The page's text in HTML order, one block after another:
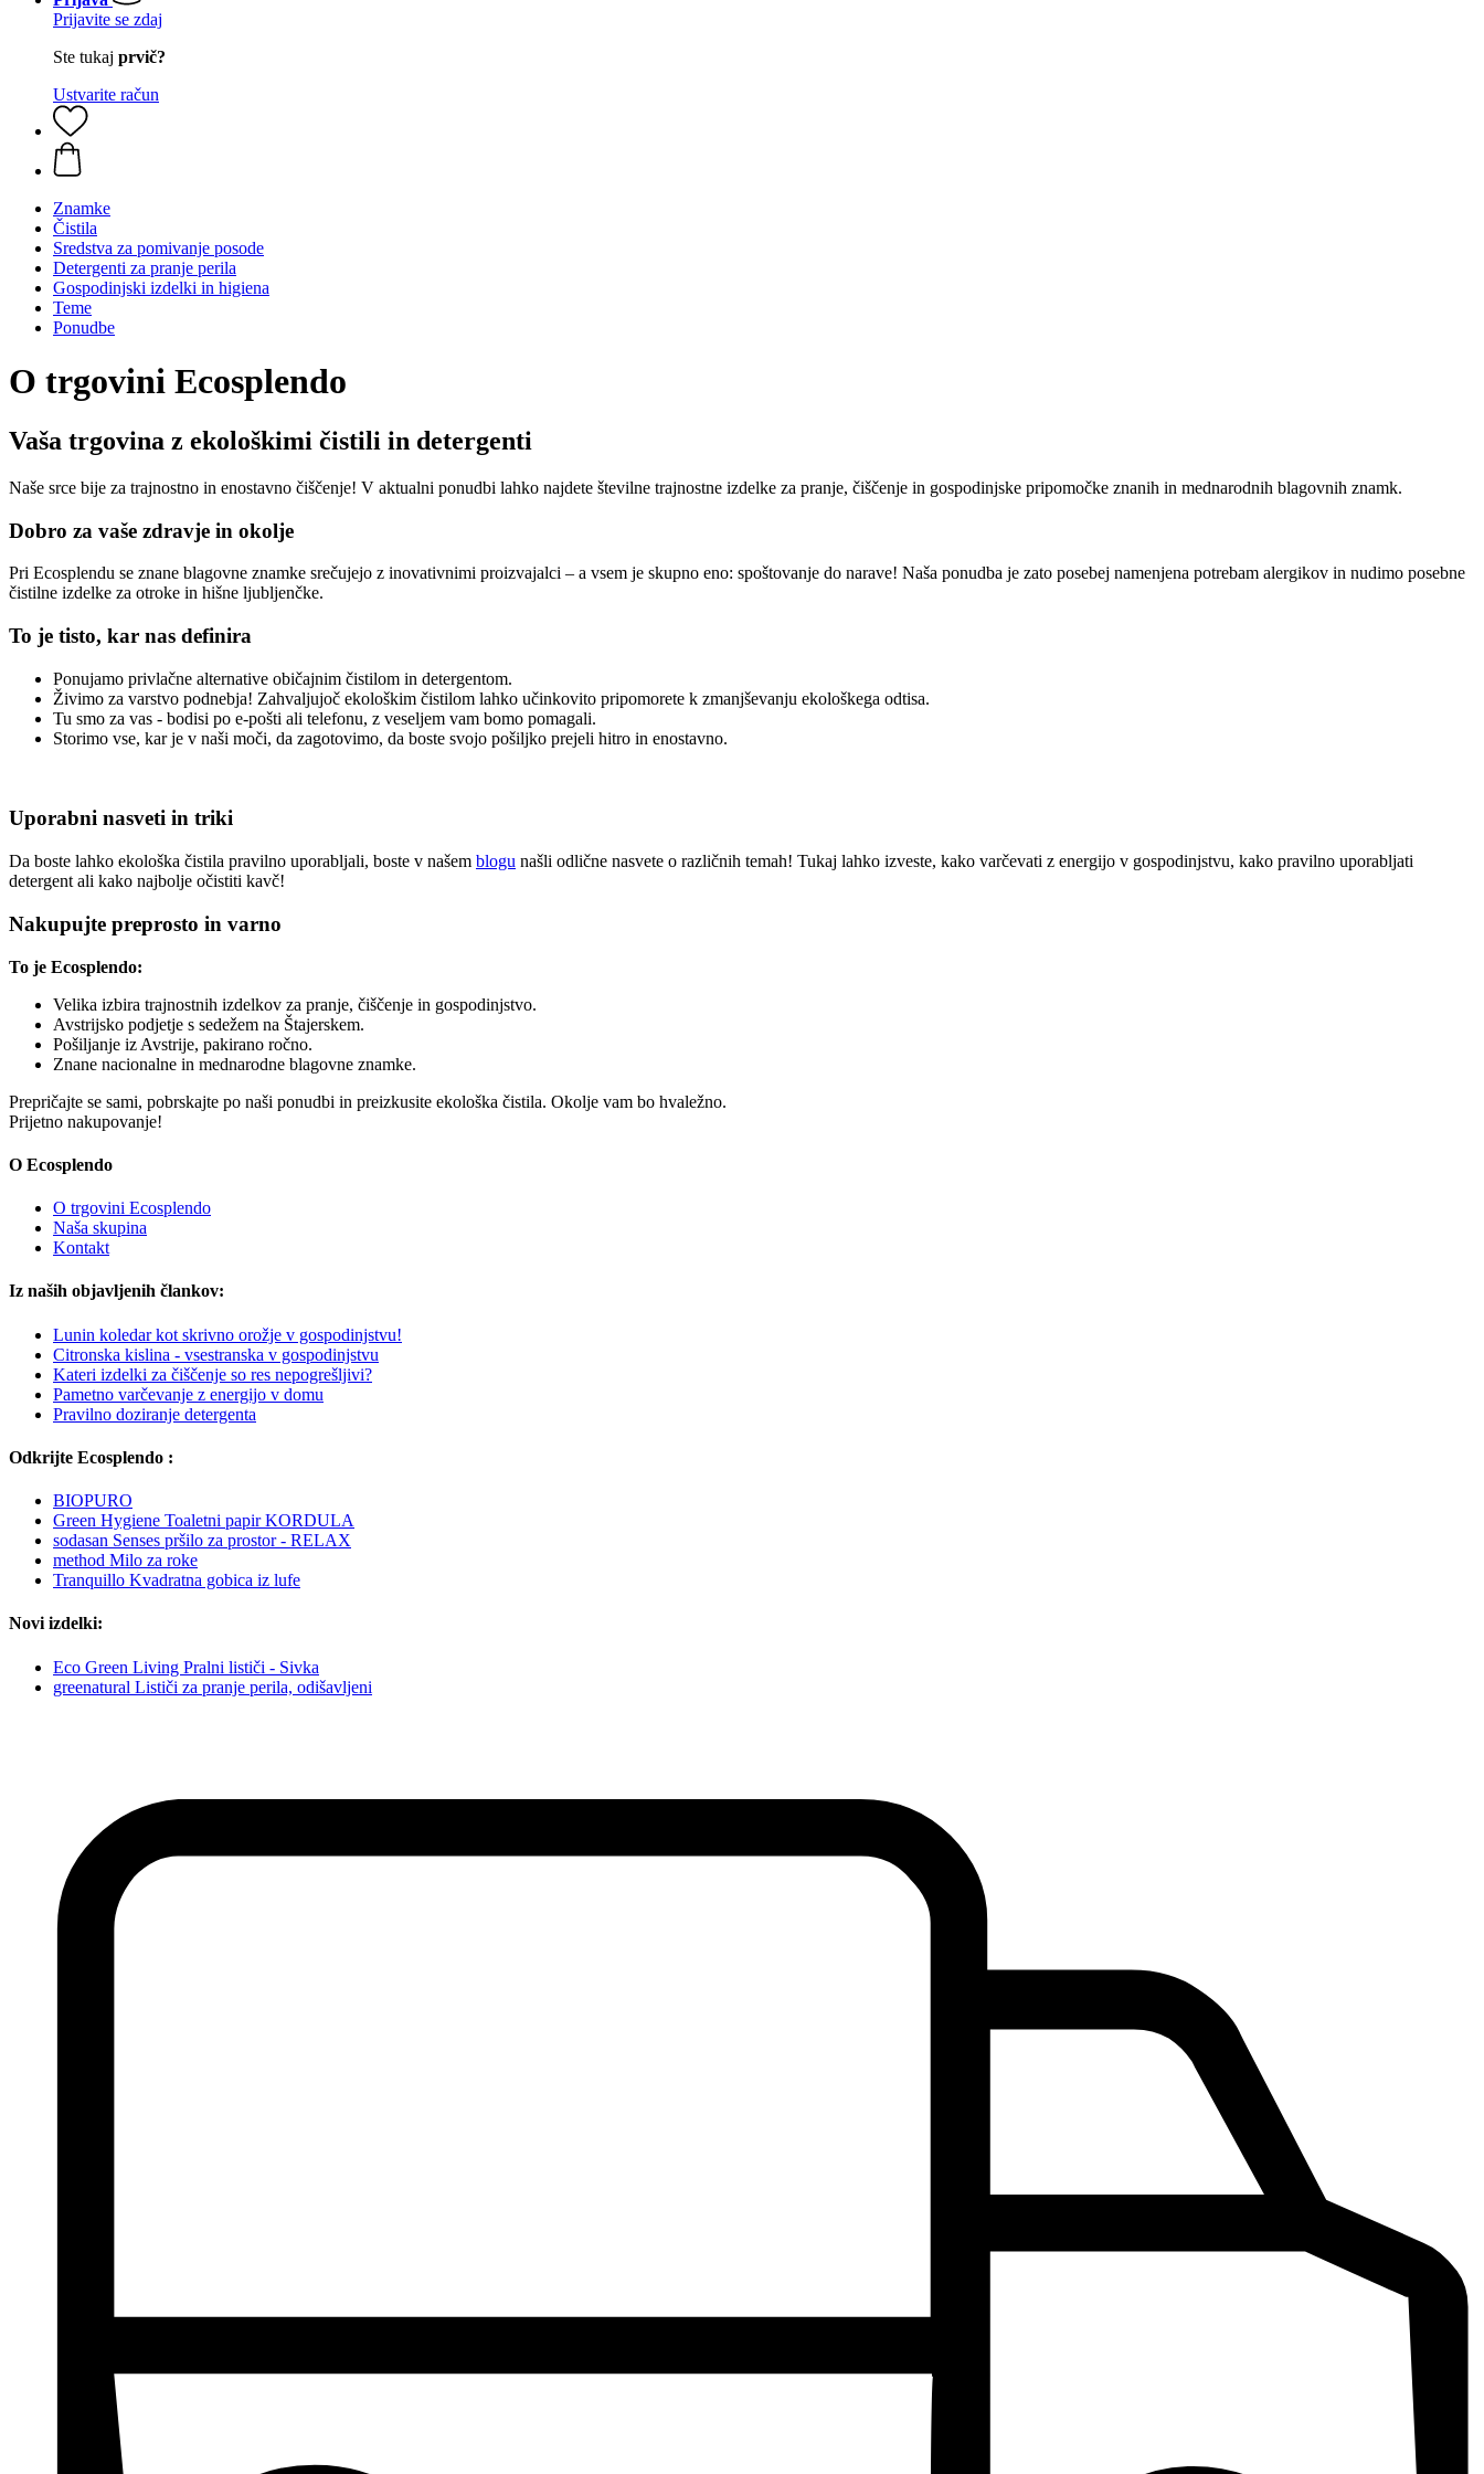
Prijavite se zdaj
Ste tukaj prvič?
Ustvarite račun
Znamke
Čistila
Sredstva za pomivanje posode
Detergenti za pranje perila
Gospodinjski izdelki in higiena
Teme
Ponudbe
O trgovini Ecosplendo
Vaša trgovina z ekološkimi čistili in detergenti
Naše srce bije za trajnostno in enostavno čiščenje! V aktualni ponudbi lahko najdete številne trajnostne izdelke za pranje, čiščenje in gospodinjske pripomočke znanih in mednarodnih blagovnih znamk.
Dobro za vaše zdravje in okolje
Pri Ecosplendu se znane blagovne znamke srečujejo z inovativnimi proizvajalci – a vsem je skupno eno: spoštovanje do narave! Naša ponudba je zato posebej namenjena potrebam alergikov in nudimo posebne
čistilne izdelke za otroke in hišne ljubljenčke.
To je tisto, kar nas definira
Ponujamo privlačne alternative običajnim čistilom in detergentom.
Živimo za varstvo podnebja! Zahvaljujoč ekološkim čistilom lahko učinkovito pripomorete k zmanjševanju ekološkega odtisa.
Tu smo za vas - bodisi po e-pošti ali telefonu, z veseljem vam bomo pomagali.
Storimo vse, kar je v naši moči, da zagotovimo, da boste svojo pošiljko prejeli hitro in enostavno.
Uporabni nasveti in triki
Da boste lahko ekološka čistila pravilno uporabljali, boste v našem blogu našli odlične nasvete o različnih temah! Tukaj lahko izveste, kako varčevati z energijo v gospodinjstvu, kako pravilno uporabljati
detergent ali kako najbolje očistiti kavč!
Nakupujte preprosto in varno
To je Ecosplendo:
Velika izbira trajnostnih izdelkov za pranje, čiščenje in gospodinjstvo.
Avstrijsko podjetje s sedežem na Štajerskem.
Pošiljanje iz Avstrije, pakirano ročno.
Znane nacionalne in mednarodne blagovne znamke.
Prepričajte se sami, pobrskajte po naši ponudbi in preizkusite ekološka čistila. Okolje vam bo hvaležno.
Prijetno nakupovanje!
O Ecosplendo
O trgovini Ecosplendo
Naša skupina
Kontakt
Iz naših objavljenih člankov:
Lunin koledar kot skrivno orožje v gospodinjstvu!
Citronska kislina - vsestranska v gospodinjstvu
Kateri izdelki za čiščenje so res nepogrešljivi?
Pametno varčevanje z energijo v domu
Pravilno doziranje detergenta
Odkrijte Ecosplendo :
BIOPURO
Green Hygiene Toaletni papir KORDULA
sodasan Senses pršilo za prostor - RELAX
method Milo za roke
Tranquillo Kvadratna gobica iz lufe
Novi izdelki:
Eco Green Living Pralni lističi - Sivka
greenatural Lističi za pranje perila, odišavljeni